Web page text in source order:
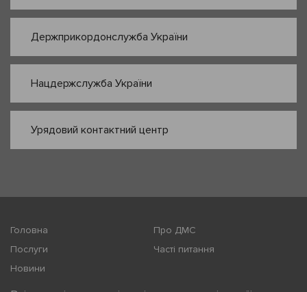
Держприкордонслужба України
Нацдержслужба України
Урядовий контактний центр
Головна
Про ДМС
Послуги
Часті питання
Новини